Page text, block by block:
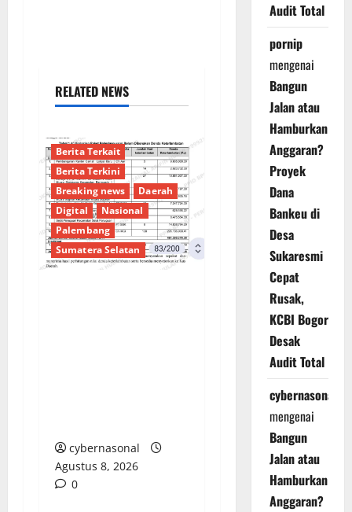
RELATED NEWS
Berita Terkait
Berita Terkini
Breaking news
Daerah
Digital
Nasional
Palembang
Sumatera Selatan
cybernasonal
Agustus 8, 2026
0
Audit Total
pornip
mengenai
Bangun
Jalan atau
Hamburkan
Anggaran?
Proyek
Dana
Bankeu di
Desa
Sukaresmi
Cepat
Rusak,
KCBI Bogor
Desak
Audit Total
cybernasonal
mengenai
Bangun
Jalan atau
Hamburkan
Anggaran?